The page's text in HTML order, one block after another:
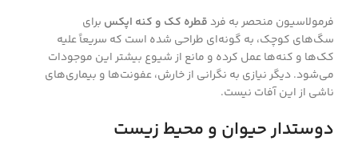
فرمولاسیون منحصر به فردقطره کک و کنه اپکس برای
سگ‌های کوچک، به گونه‌ای طراحی شده است که سریعاً علیه
کک‌ها و کنه‌ها عمل کرده و مانع از شیوع بیشتر این موجودات
می‌شود. دیگر نیازی به نگرانی از خارش، عفونت‌ها و بیماری‌های
ناشی از این آفات نیست.
دوستدار حیوان و محیط زیست